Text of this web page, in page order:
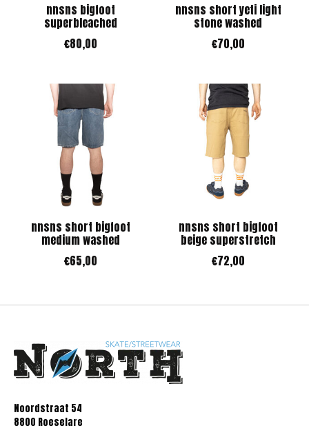
nnsns bigfoot
superbleached
€80,00
nnsns short yeti light
stone washed
€70,00
nnsns short bigfoot
medium washed
€65,00
nnsns short bigfoot
beige superstretch
€72,00
Noordstraat 54
8800 Roeselare